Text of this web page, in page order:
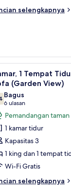
selengkapnya
1
1 Tempat
(Garden View)
dari 10
Bagus
6 ulasan
(6
ulasan)
Pemandangan taman
1 kamar tidur
Kapasitas 3
1 king dan 1 tempat
Wi-Fi Gratis
selengkapnya